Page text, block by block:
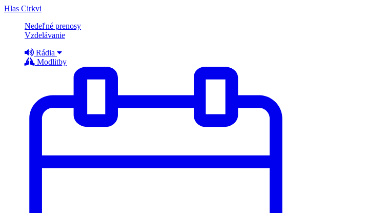
Hlas Cirkvi
Nedeľné prenosy
Vzdelávanie
Rádia
Modlitby